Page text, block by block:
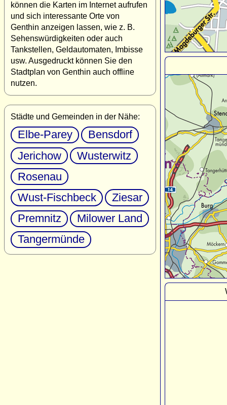
können die Karten im Internet aufrufen
und sich interessante Orte von
Genthin anzeigen lassen, wie z. B.
Sehenswürdigkeiten oder auch
Tankstellen, Geldautomaten, Imbisse
usw. Ausgedruckt können Sie den
Stadtplan von Genthin auch offline
nutzen.
Städte und Gemeinden in der Nähe:
Elbe-Parey
Bensdorf
Jerichow
Wusterwitz
Rosenau
Wust-Fischbeck
Ziesar
Premnitz
Milower Land
Tangermünde